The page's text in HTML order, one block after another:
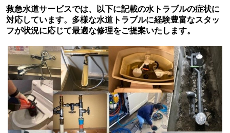
救急水道サービスでは、以下に記載の水トラブルの症状に
対応しています。多様な水道トラブルに経験豊富なスタッ
フが状況に応じて最適な修理をご提案いたします。